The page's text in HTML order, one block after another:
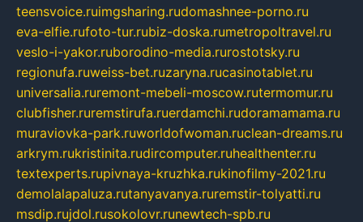
teensvoice.ruimgsharing.rudomashnee-porno.ru
eva-elfie.rufoto-tur.rubiz-doska.rumetropoltravel.ru
veslo-i-yakor.ruborodino-media.rurostotsky.ru
regionufa.ruweiss-bet.ruzaryna.rucasinotablet.ru
universalia.ruremont-mebeli-moscow.rutermomur.ru
clubfisher.ruremstirufa.ruerdamchi.rudoramamama.ru
muraviovka-park.ruworldofwoman.ruclean-dreams.ru
arkrym.rukristinita.rudircomputer.ruhealthenter.ru
textexperts.rupivnaya-kruzhka.rukinofilmy-2021.ru
demolalapaluza.rutanyavanya.ruremstir-tolyatti.ru
msdip.rujdol.rusokolovr.runewtech-spb.ru